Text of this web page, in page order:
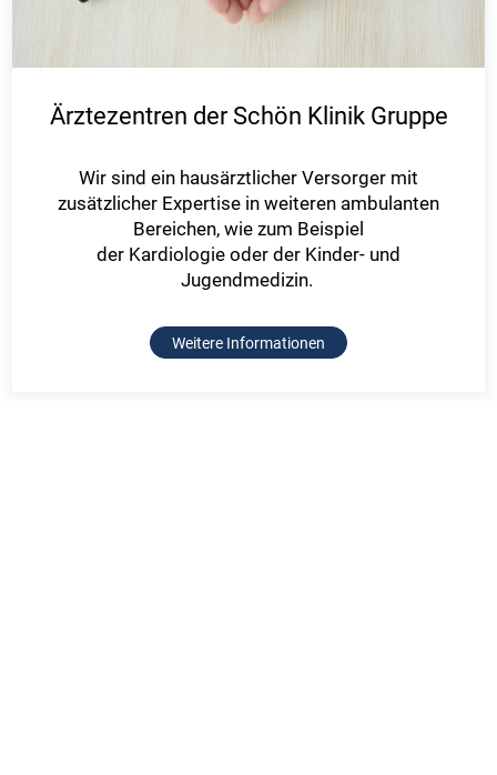
Ärztezentren der Schön Klinik Gruppe
Wir sind ein hausärztlicher Versorger mit
zusätzlicher Expertise in weiteren ambulanten
Bereichen, wie zum Beispiel
der Kardiologie oder der Kinder- und
Jugendmedizin.
Weitere Informationen